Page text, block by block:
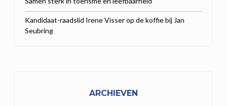
Kandidaat-raadslid Irene Visser op de koffie bij Jan
Seubring
ARCHIEVEN